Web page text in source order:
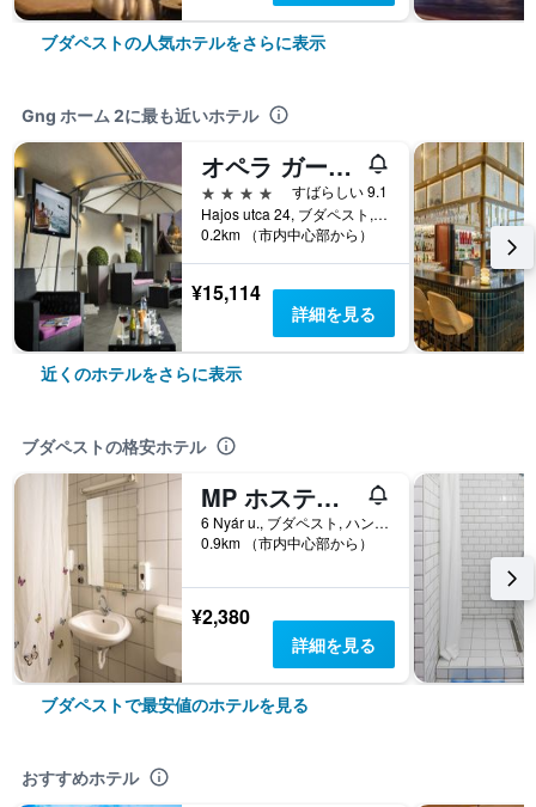
ブダペストの人気ホテルをさらに表示
Gng ホーム 2に最も近いホテル
オペラ ガーデン ホテル ＆ アパートメンツ
4つ星
すばらしい 9.1
Hajos utca 24, ブダペスト, ハンガリー
0.2km （市内中心部から）
¥15,114
詳細を見る
近くのホテルをさらに表示
ブダペストの格安ホテル
MP ホステル ブダペスト
6 Nyár u., ブダペスト, ハンガリー
0.9km （市内中心部から）
¥2,380
詳細を見る
ブダペストで最安値のホテルを見る
おすすめホテル